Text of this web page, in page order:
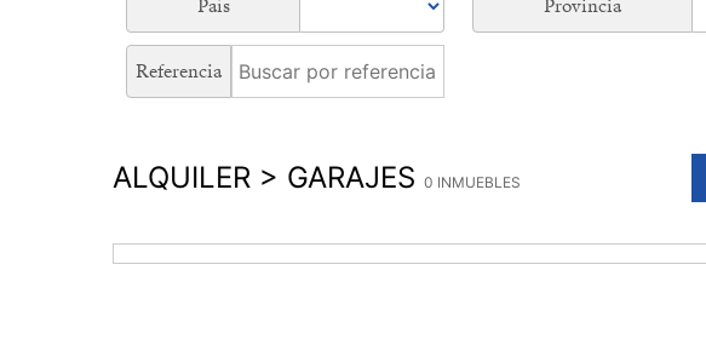
País Provincia
Referencia
ALQUILER > GARAJES 0 INMUEBLES